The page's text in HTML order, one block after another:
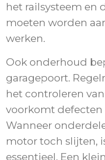
het railsysteem en
moeten worden
werken.
Ook onderhoud
garagepoort.
het controleren
voorkomt
Wanneer
motor toch slijten,
essentieel. Een